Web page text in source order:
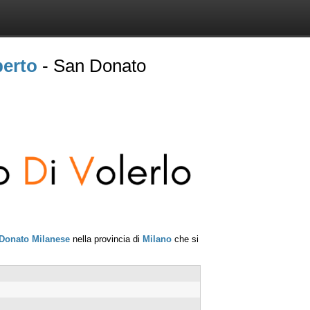
- San Donato
Milanese nella provincia di Milano che si